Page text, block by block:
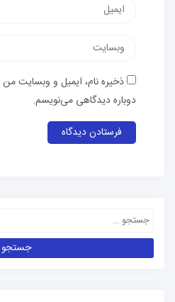
ذخیره نام، ایمیل و وبسایت من
دوباره دیدگاهی می‌نویسم.